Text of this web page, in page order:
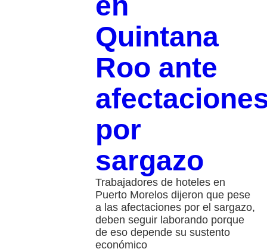
Quintana
Roo ante
por
sargazo
Trabajadores de hoteles en
Puerto Morelos dijeron que pese
a las afectaciones por el sargazo,
deben seguir laborando porque
de eso depende su sustento
económico